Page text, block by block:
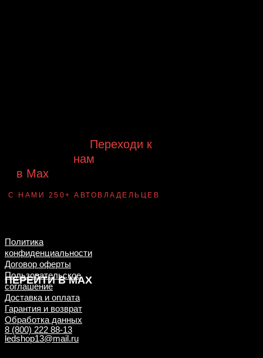
Переходи к
нам
в Max
С НАМИ 250+ АВТОВЛАДЕЛЬЦЕВ
ПЕРЕЙТИ В MAX
Политика
конфиденциальности
Договор оферты
Пользовательское
соглашение
Доставка и оплата
Гарантия и возврат
Обработка данных
8 (800) 222 88-13
ledshop13@mail.ru